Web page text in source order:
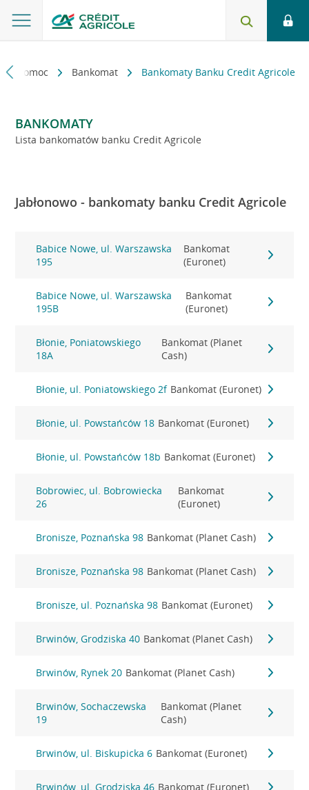
i pomoc Bankomat Bankomaty Banku Credit Agricole
BANKOMATY
Lista bankomatów banku Credit Agricole
Jabłonowo - bankomaty banku Credit Agricole
Babice Nowe, ul. Warszawska
195
Bankomat
(Euronet)
Babice Nowe, ul. Warszawska
195B
Bankomat
(Euronet)
Błonie, Poniatowskiego
18A
Bankomat (Planet
Cash)
Błonie, ul. Poniatowskiego 2f Bankomat (Euronet)
Błonie, ul. Powstańców 18 Bankomat (Euronet)
Błonie, ul. Powstańców 18b Bankomat (Euronet)
Bobrowiec, ul. Bobrowiecka
26
Bankomat
(Euronet)
Bronisze, Poznańska 98 Bankomat (Planet Cash)
Bronisze, Poznańska 98 Bankomat (Planet Cash)
Bronisze, ul. Poznańska 98 Bankomat (Euronet)
Brwinów, Grodziska 40 Bankomat (Planet Cash)
Brwinów, Rynek 20 Bankomat (Planet Cash)
Brwinów, Sochaczewska
19
Bankomat (Planet
Cash)
Brwinów, ul. Biskupicka 6 Bankomat (Euronet)
Brwinów, ul. Grodziska 46 Bankomat (Euronet)